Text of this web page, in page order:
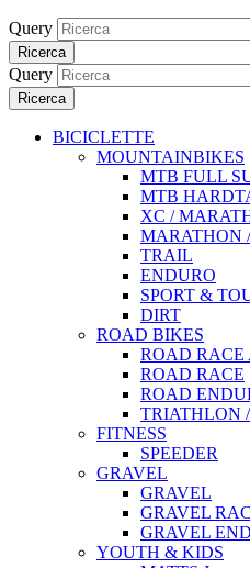
Query
Ricerca
Query
Ricerca
BICICLETTE
MOUNTAINBIKES
MTB FULL
MTB
XC /
MARATHON
TRAIL
ENDURO
SPORT &
DIRT
ROAD BIKES
ROAD RACE
ROAD RACE
ROAD
TRIATHLON
FITNESS
SPEEDER
GRAVEL
GRAVEL
GRAVEL
GRAVEL
YOUTH & KIDS